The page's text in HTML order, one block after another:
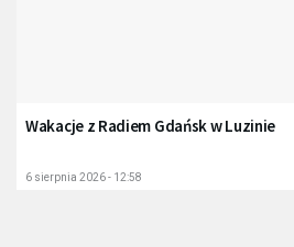
Wakacje z Radiem Gdańsk w Luzinie
6 sierpnia 2026 - 12:58